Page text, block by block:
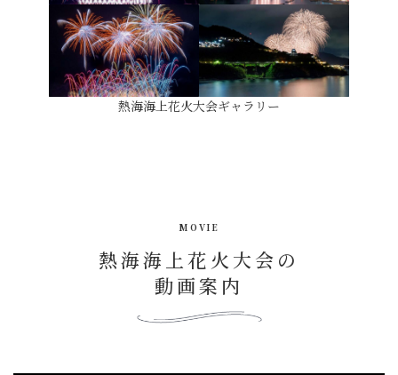
熱海海上花火大会ギャラリー
熱海海上花火大会の
動画案内
MOVIE